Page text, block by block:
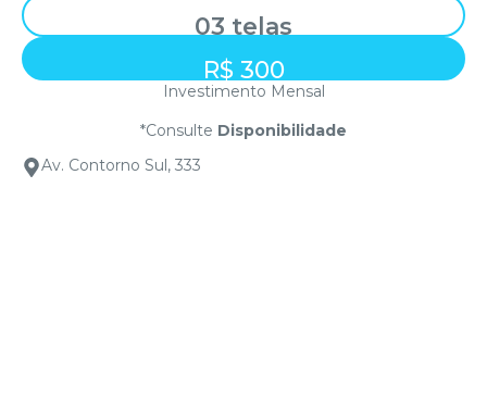
03 telas
R$ 300
Investimento Mensal
*Consulte Disponibilidade
Av. Contorno Sul, 333